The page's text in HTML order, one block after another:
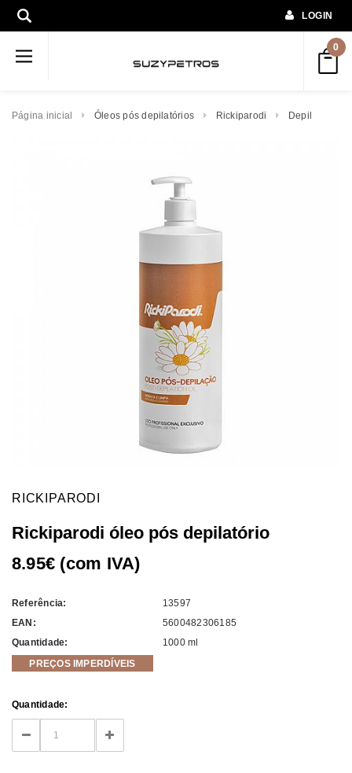
LOGIN
0
Página inicial Óleos pós depilatórios Rickiparodi Depil
RICKIPARODI
Rickiparodi óleo pós depilatório
8.95€ (com IVA)
Referência:
13597
EAN:
5600482306185
Quantidade:
1000 ml
PREÇOS IMPERDÍVEIS
Current
Stock:
Quantidade:
DECREASE
QUANTITY:
INCREASE
QUANTITY: